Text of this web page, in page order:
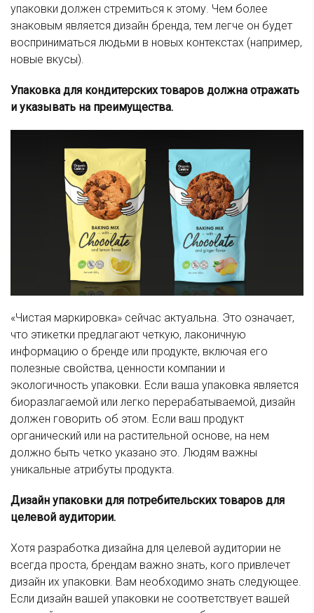
упаковки должен стремиться к этому. Чем более
знаковым является дизайн бренда, тем легче он будет
восприниматься людьми в новых контекстах (например,
новые вкусы).
Упаковка для кондитерских товаров должна отражать
и указывать на преимущества.
«Чистая маркировка» сейчас актуальна. Это означает,
что этикетки предлагают четкую, лаконичную
информацию о бренде или продукте, включая его
полезные свойства, ценности компании и
экологичность упаковки. Если ваша упаковка является
биоразлагаемой или легко перерабатываемой, дизайн
должен говорить об этом. Если ваш продукт
органический или на растительной основе, на нем
должно быть четко указано это. Людям важны
уникальные атрибуты продукта.
Дизайн упаковки для потребительских товаров для
целевой аудитории.
Хотя разработка дизайна для целевой аудитории не
всегда проста, брендам важно знать, кого привлечет
дизайн их упаковки. Вам необходимо знать следующее.
Если дизайн вашей упаковки не соответствует вашей